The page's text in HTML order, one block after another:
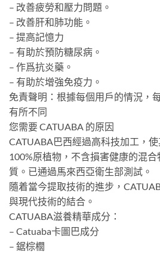
– 改善疲勞和壓力問題。
– 改善肝和肺功能。
– 提高記憶力
– 有助於預防糖尿病。
– 作爲抗炎藥。
– 有助於增強免疫力。
免責聲明：根據每個用戶的情況，
有所不同
您需要 CATUABA 的原因
CATUABA巴西經過高科技加工，
100%原植物，不含損害健康的混
質。已通過馬來西亞衛生部測試。
隨着當今提取技術的進步，
與現代技術的結合。
CATUABA滋養精華成分：
– Catuaba卡圖巴成分
– 鋸棕櫚